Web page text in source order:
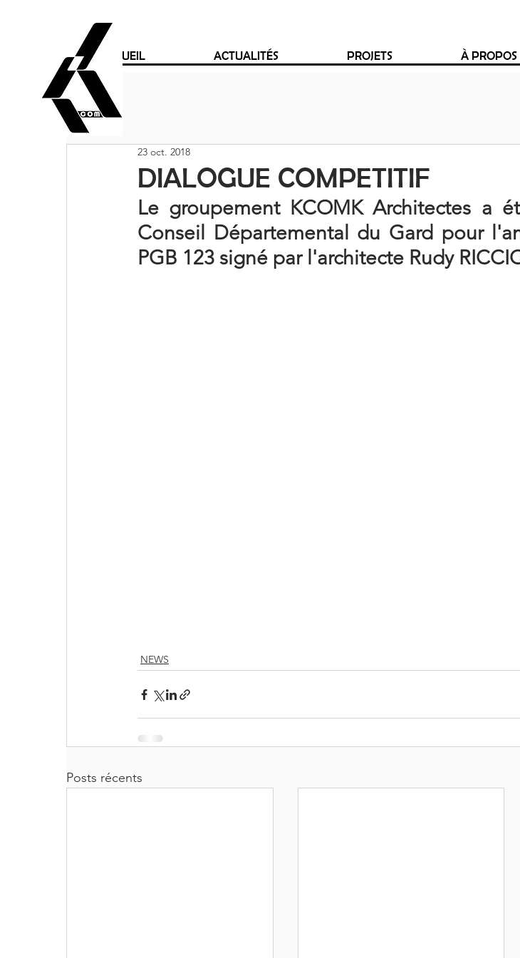
ACCUEIL ACTUALITÉS PROJETS À PROPOS
DIALOGUE COMPETITIF
23 oct. 2018
Le groupement KCOMK Architectes a
Conseil Départemental du Gard pour
PGB 123 signé par l'architecte Rudy
NEWS
Posts récents